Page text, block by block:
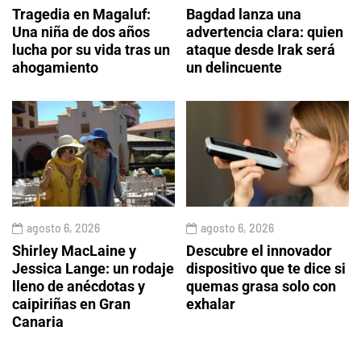
Tragedia en Magaluf:
Una niña de dos años
lucha por su vida tras un
ahogamiento
Bagdad lanza una
advertencia clara: quien
ataque desde Irak será
un delincuente
agosto 6, 2026
Shirley MacLaine y
Jessica Lange: un rodaje
lleno de anécdotas y
caipiriñas en Gran
Canaria
agosto 6, 2026
Descubre el innovador
dispositivo que te dice si
quemas grasa solo con
exhalar